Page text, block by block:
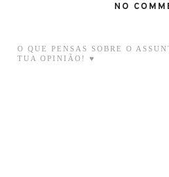
NO
O QUE PENSAS SOBRE O
TUA OPINIÃO! ♥